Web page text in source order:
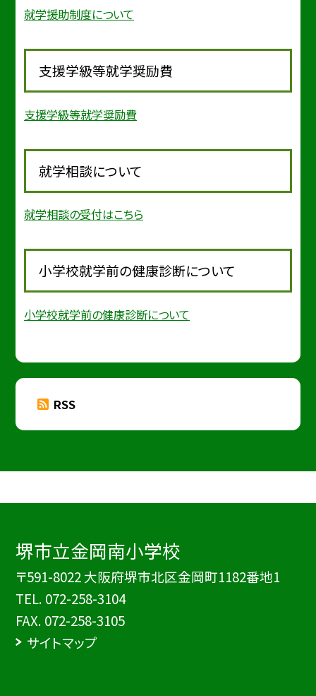
就学援助制度について
支援学級等就学奨励費
支援学級等就学奨励費
就学相談について
就学相談の受付はこちら
小学校就学前の健康診断について
小学校就学前の健康診断について
RSS
堺市立金岡南小学校
〒591-8022 大阪府堺市北区金岡町1182番地1
TEL. 072-258-3104
FAX. 072-258-3105
サイトマップ